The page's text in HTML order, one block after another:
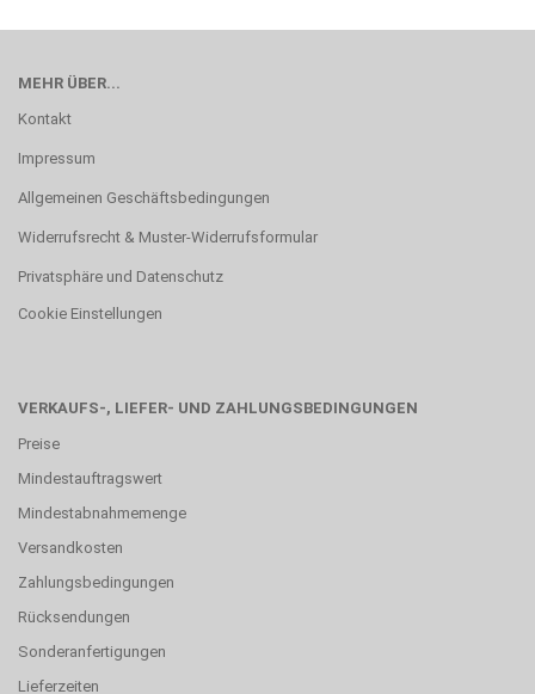
MEHR ÜBER...
Kontakt
Impressum
Allgemeinen Geschäftsbedingungen
Widerrufsrecht & Muster-Widerrufsformular
Privatsphäre und Datenschutz
Cookie Einstellungen
VERKAUFS-, LIEFER- UND ZAHLUNGSBEDINGUNGEN
Preise
Mindestauftragswert
Mindestabnahmemenge
Versandkosten
Zahlungsbedingungen
Rücksendungen
Sonderanfertigungen
Lieferzeiten